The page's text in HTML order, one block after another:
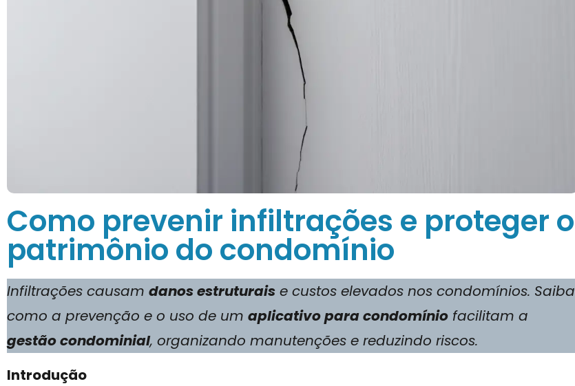
Como prevenir infiltrações e proteger o
patrimônio do condomínio
Infiltrações causam danos estruturais e custos elevados nos condomínios. Saiba
como a prevenção e o uso de um aplicativo para condomínio facilitam a
gestão condominial, organizando manutenções e reduzindo riscos.
Introdução